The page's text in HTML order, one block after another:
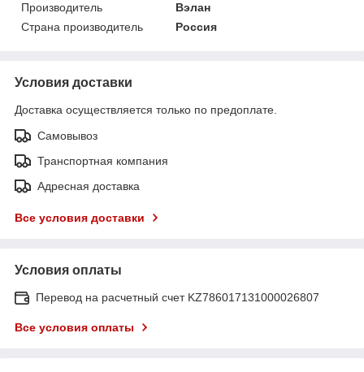
Производитель
Вэлан
Страна производитель
Россия
Условия доставки
Доставка осуществляется только по предоплате.
Самовывоз
Транспортная компания
Адресная доставка
Все условия доставки
Условия оплаты
Перевод на расчетный счет KZ786017131000026807
Все условия оплаты